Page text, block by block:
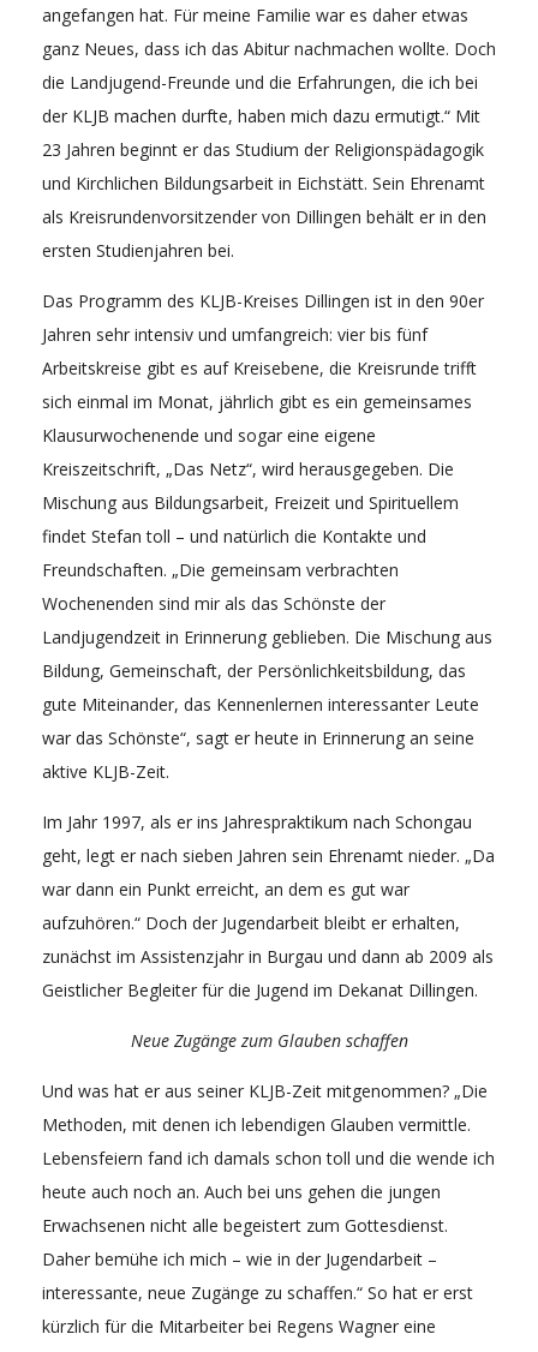
angefangen hat. Für meine Familie war es daher etwas
ganz Neues, dass ich das Abitur nachmachen wollte. Doch
die Landjugend-Freunde und die Erfahrungen, die ich bei
der KLJB machen durfte, haben mich dazu ermutigt.“ Mit
23 Jahren beginnt er das Studium der Religionspädagogik
und Kirchlichen Bildungsarbeit in Eichstätt. Sein Ehrenamt
als Kreisrundenvorsitzender von Dillingen behält er in den
ersten Studienjahren bei.
Das Programm des KLJB-Kreises Dillingen ist in den 90er
Jahren sehr intensiv und umfangreich: vier bis fünf
Arbeitskreise gibt es auf Kreisebene, die Kreisrunde trifft
sich einmal im Monat, jährlich gibt es ein gemeinsames
Klausurwochenende und sogar eine eigene
Kreiszeitschrift, „Das Netz“, wird herausgegeben. Die
Mischung aus Bildungsarbeit, Freizeit und Spirituellem
findet Stefan toll – und natürlich die Kontakte und
Freundschaften. „Die gemeinsam verbrachten
Wochenenden sind mir als das Schönste der
Landjugendzeit in Erinnerung geblieben. Die Mischung aus
Bildung, Gemeinschaft, der Persönlichkeitsbildung, das
gute Miteinander, das Kennenlernen interessanter Leute
war das Schönste“, sagt er heute in Erinnerung an seine
aktive KLJB-Zeit.
Im Jahr 1997, als er ins Jahrespraktikum nach Schongau
geht, legt er nach sieben Jahren sein Ehrenamt nieder. „Da
war dann ein Punkt erreicht, an dem es gut war
aufzuhören.“ Doch der Jugendarbeit bleibt er erhalten,
zunächst im Assistenzjahr in Burgau und dann ab 2009 als
Geistlicher Begleiter für die Jugend im Dekanat Dillingen.
Neue Zugänge zum Glauben schaffen
Und was hat er aus seiner KLJB-Zeit mitgenommen? „Die
Methoden, mit denen ich lebendigen Glauben vermittle.
Lebensfeiern fand ich damals schon toll und die wende ich
heute auch noch an. Auch bei uns gehen die jungen
Erwachsenen nicht alle begeistert zum Gottesdienst.
Daher bemühe ich mich – wie in der Jugendarbeit –
interessante, neue Zugänge zu schaffen.“ So hat er erst
kürzlich für die Mitarbeiter bei Regens Wagner eine